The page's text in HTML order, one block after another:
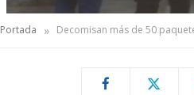
Portada »